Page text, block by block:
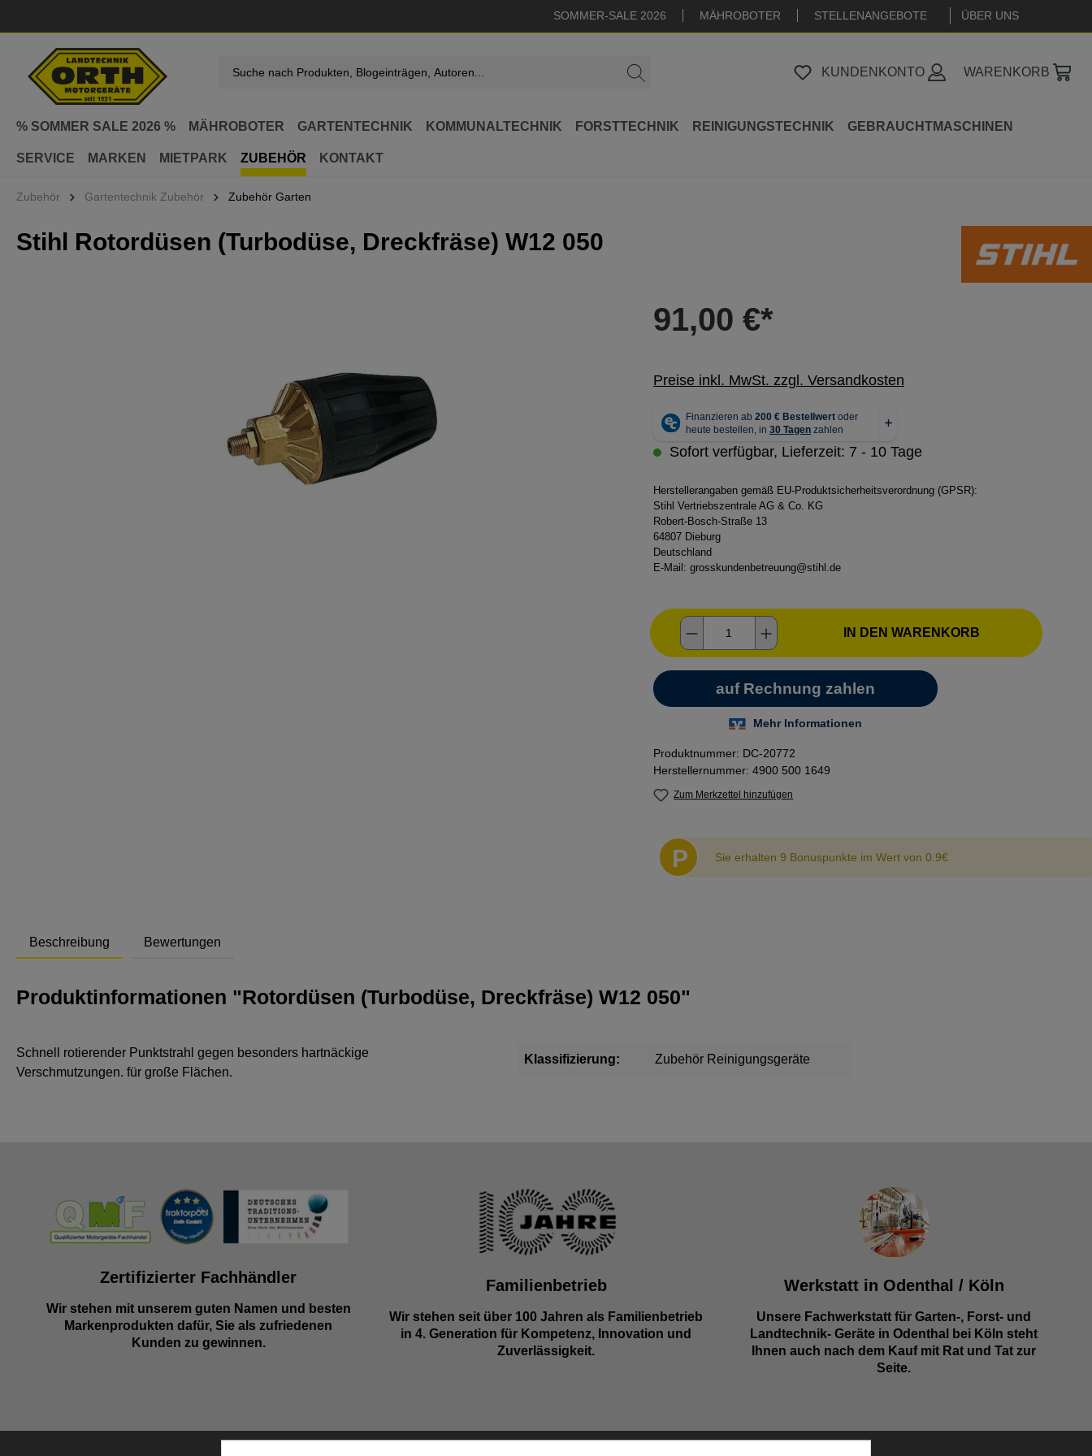
SOMMER-SALE 2026 MÄHROBOTER STELLENANGEBOTE ÜBER UNS
KUNDENKONTO WARENKORB
% SOMMER SALE 2026 % MÄHROBOTER GARTENTECHNIK KOMMUNALTECHNIK FORSTTECHNIK REINIGUNGSTECHNIK GEBRAUCHTMASCHINEN
SERVICE MARKEN MIETPARK ZUBEHÖR KONTAKT
Zubehör Gartentechnik Zubehör Zubehör Garten
Stihl Rotordüsen (Turbodüse, Dreckfräse) W12 050
91,00 €*
Preise inkl. MwSt. zzgl. Versandkosten
Sofort verfügbar, Lieferzeit: 7 - 10 Tage
Herstellerangaben gemäß EU-Produktsicherheitsverordnung (GPSR):
Stihl Vertriebszentrale AG & Co. KG
Robert-Bosch-Straße 13
64807 Dieburg
Deutschland
E-Mail: grosskundenbetreuung@stihl.de
Produkt Anzahl: Gib den gewünschten Wert
IN DEN WARENKORB
Produktnummer: DC-20772
Herstellernummer: 4900 500 1649
Zum Merkzettel hinzufügen
P Sie erhalten 9 Bonuspunkte im Wert von 0.9€
Beschreibung Bewertungen
Produktinformationen "Rotordüsen (Turbodüse, Dreckfräse) W12 050"
Schnell rotierender Punktstrahl gegen besonders hartnäckige
Verschmutzungen. für große Flächen.
Klassifizierung: Zubehör Reinigungsgeräte
Zertifizierter Fachhändler
Wir stehen mit unserem guten Namen und besten
Markenprodukten dafür, Sie als zufriedenen
Kunden zu gewinnen.
Familienbetrieb
Wir stehen seit über 100 Jahren als Familienbetrieb
in 4. Generation für Kompetenz, Innovation und
Zuverlässigkeit.
Werkstatt in Odenthal / Köln
Unsere Fachwerkstatt für Garten-, Forst- und
Landtechnik- Geräte in Odenthal bei Köln steht
Ihnen auch nach dem Kauf mit Rat und Tat zur
Seite.